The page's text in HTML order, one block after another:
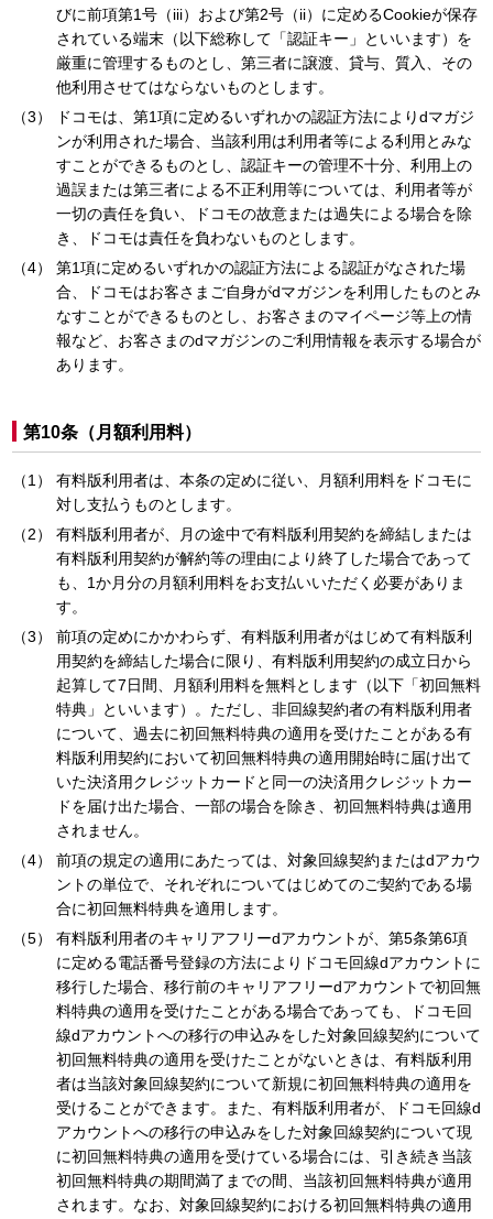
びに前項第1号（iii）および第2号（ii）に定めるCookieが保存
されている端末（以下総称して「認証キー」といいます）を
厳重に管理するものとし、第三者に譲渡、貸与、質入、その
他利用させてはならないものとします。
ドコモは、第1項に定めるいずれかの認証方法によりdマガジ
ンが利用された場合、当該利用は利用者等による利用とみな
すことができるものとし、認証キーの管理不十分、利用上の
過誤または第三者による不正利用等については、利用者等が
一切の責任を負い、ドコモの故意または過失による場合を除
き、ドコモは責任を負わないものとします。
第1項に定めるいずれかの認証方法による認証がなされた場
合、ドコモはお客さまご自身がdマガジンを利用したものとみ
なすことができるものとし、お客さまのマイページ等上の情
報など、お客さまのdマガジンのご利用情報を表示する場合が
あります。
第10条（月額利用料）
有料版利用者は、本条の定めに従い、月額利用料をドコモに
対し支払うものとします。
有料版利用者が、月の途中で有料版利用契約を締結しまたは
有料版利用契約が解約等の理由により終了した場合であって
も、1か月分の月額利用料をお支払いいただく必要がありま
す。
前項の定めにかかわらず、有料版利用者がはじめて有料版利
用契約を締結した場合に限り、有料版利用契約の成立日から
起算して7日間、月額利用料を無料とします（以下「初回無料
特典」といいます）。ただし、非回線契約者の有料版利用者
について、過去に初回無料特典の適用を受けたことがある有
料版利用契約において初回無料特典の適用開始時に届け出て
いた決済用クレジットカードと同一の決済用クレジットカー
ドを届け出た場合、一部の場合を除き、初回無料特典は適用
されません。
前項の規定の適用にあたっては、対象回線契約またはdアカウ
ントの単位で、それぞれについてはじめてのご契約である場
合に初回無料特典を適用します。
有料版利用者のキャリアフリーdアカウントが、第5条第6項
に定める電話番号登録の方法によりドコモ回線dアカウントに
移行した場合、移行前のキャリアフリーdアカウントで初回無
料特典の適用を受けたことがある場合であっても、ドコモ回
線dアカウントへの移行の申込みをした対象回線契約について
初回無料特典の適用を受けたことがないときは、有料版利用
者は当該対象回線契約について新規に初回無料特典の適用を
受けることができます。また、有料版利用者が、ドコモ回線d
アカウントへの移行の申込みをした対象回線契約について現
に初回無料特典の適用を受けている場合には、引き続き当該
初回無料特典の期間満了までの間、当該初回無料特典が適用
されます。なお、対象回線契約における初回無料特典の適用